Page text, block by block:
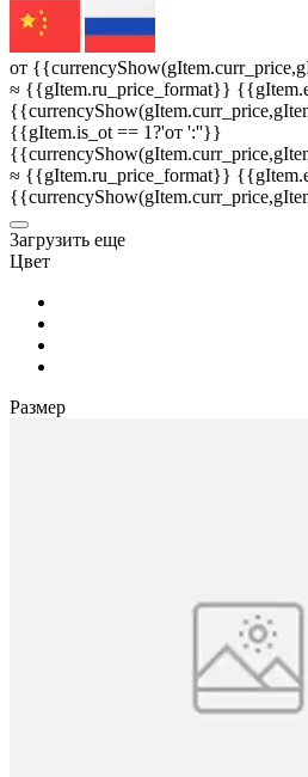
от
≈ {{gItem.ru_price_format}}
{{gItem.is_ot == 1?'от ':''}}
≈ {{gItem.ru_price_format}}
3агрузить еще
Цвет
Размер